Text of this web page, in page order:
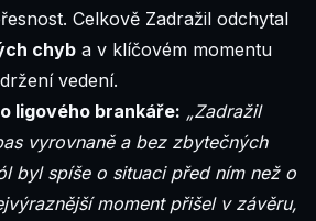
Celkově Zadražil odchytal
chyb a v klíčovém momentu
vedení.
ligového brankáře: „Zadražil
vyrovnaně a bez zbytečných
byl spíše o situaci před ním než o
moment přišel v závěru,